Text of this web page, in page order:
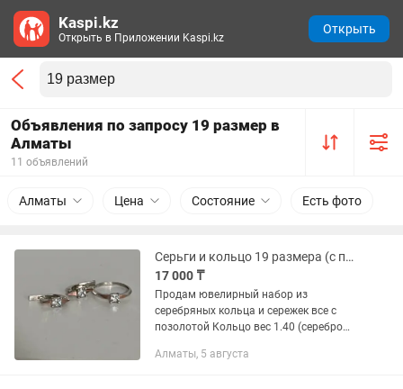
Объявления по запросу 19 размер в
Алматы
11 объявлений
Алматы Цена Состояние Есть фото
Серьги и кольцо 19 размера (с позолотой)
17 000 ₸
Продам ювелирный набор из
серебряных кольца и сережек все с
позолотой Кольцо вес 1.40 (серебро
2.95 (серебро 2.83, золото 0.04)
Алматы, 5 августа
Kaspi.kz
Открыть в Приложении Kaspi.kz
Открыть